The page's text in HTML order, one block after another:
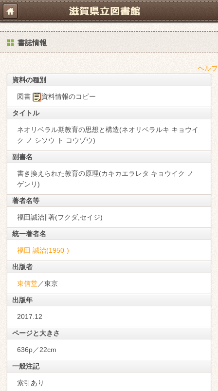
書誌情報
ヘルプ
資料の種別
図書 資料情報のコピー
タイトル
ネオリベラル期教育の思想と構造(ネオリベラルキ キョウイ
ク ノ シソウ ト コウゾウ)
副書名
書き換えられた教育の原理(カキカエラレタ キョウイク ノ
ゲンリ)
著者名等
福田誠治∥著(フクダ,セイジ)
統一著者名
福田 誠治(1950-)
出版者
東信堂／東京
出版年
2017.12
ページと大きさ
636p／22cm
一般注記
索引あり